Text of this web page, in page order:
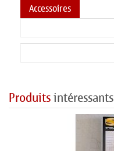
Accessoires
Produitsintéressants